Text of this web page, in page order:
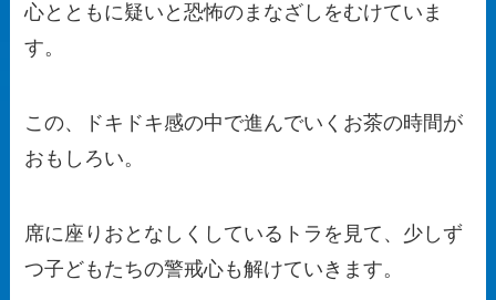
心とともに疑いと恐怖のまなざしをむけていま
す。
この、ドキドキ感の中で進んでいくお茶の時間が
おもしろい。
席に座りおとなしくしているトラを見て、少しず
つ子どもたちの警戒心も解けていきます。